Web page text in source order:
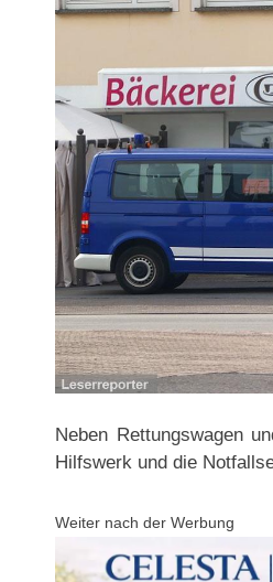
Neben Rettungswagen
Hilfswerk und die
Weiter nach der Werbung